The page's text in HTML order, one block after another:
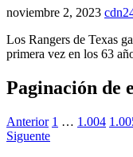
noviembre 2, 2023
Los Rangers de Texas
primera vez en los 63
Paginación de
Anterior 1 … 1.004
Siguente